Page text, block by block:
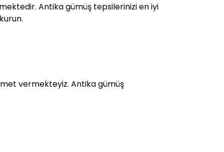
Antika gümüş tepsilerinizi en iyi
vermekteyiz. Antika gümüş